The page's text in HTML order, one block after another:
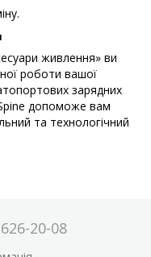
живлення» ви
роботи вашої
зарядних
допоможе вам
та технологічний
20-08